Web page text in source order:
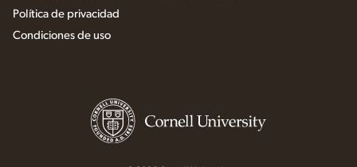
Política de privacidad
Condiciones de uso